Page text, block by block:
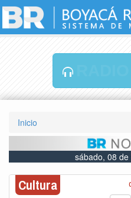
Inicio
sábado, 08
Cultura